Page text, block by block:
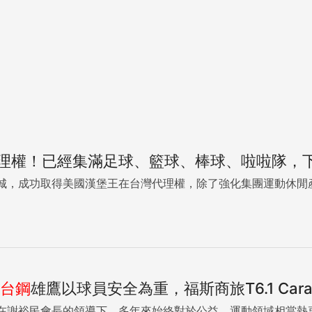
權！已經集滿足球、籃球、棒球、啦啦隊，
，成功取得美國漢堡王在台灣代理權，除了強化集團運動休
台鋼雄鷹以球員安全為重，福斯商旅T6.1